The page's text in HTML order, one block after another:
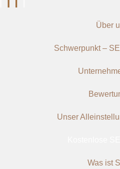
Über
Schwerpunkt –
Unser
Was ist